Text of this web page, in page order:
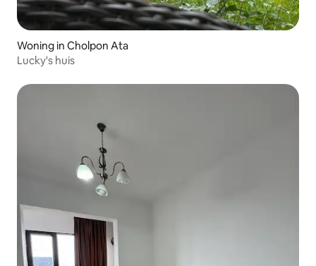
Woning in Cholpon Ata
Lucky's huis